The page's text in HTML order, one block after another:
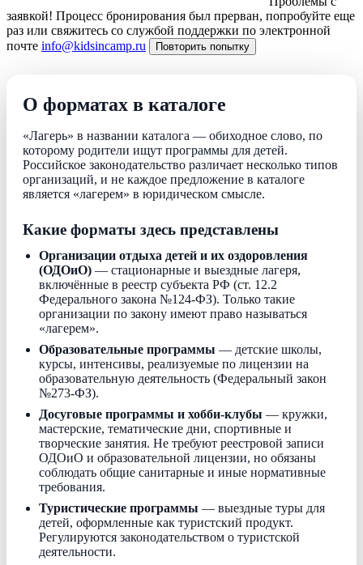
заявкой! Процесс бронирования был прерван, попробуйте еще
раз или свяжитесь со службой поддержки по электронной
почте info@kidsincamp.ru Повторить попытку
О форматах в каталоге
«Лагерь» в названии каталога — обиходное слово, по
которому родители ищут программы для детей.
Российское законодательство различает несколько типов
организаций, и не каждое предложение в каталоге
является «лагерем» в юридическом смысле.
Какие форматы здесь представлены
Организации отдыха детей и их оздоровления
(ОДОиО) — стационарные и выездные лагеря,
включённые в реестр субъекта РФ (ст. 12.2
Федерального закона №124-ФЗ). Только такие
организации по закону имеют право называться
«лагерем».
Образовательные программы — детские школы,
курсы, интенсивы, реализуемые по лицензии на
образовательную деятельность (Федеральный закон
№273-ФЗ).
Досуговые программы и хобби-клубы — кружки,
мастерские, тематические дни, спортивные и
творческие занятия. Не требуют реестровой записи
ОДОиО и образовательной лицензии, но обязаны
соблюдать общие санитарные и иные нормативные
требования.
Туристические программы — выездные туры для
детей, оформленные как туристский продукт.
Регулируются законодательством о туристской
деятельности.